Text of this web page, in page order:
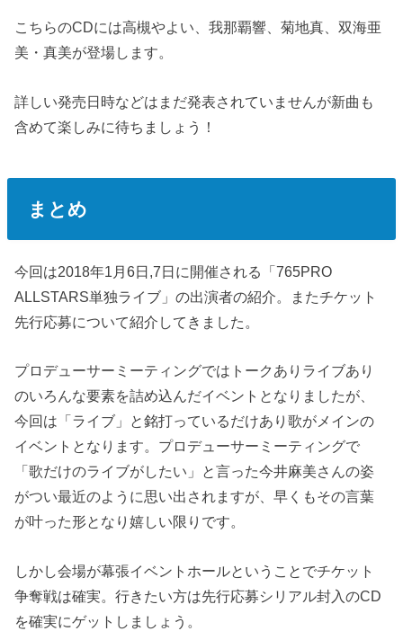
こちらのCDには高槻やよい、我那覇響、菊地真、双海亜
美・真美が登場します。
詳しい発売日時などはまだ発表されていませんが新曲も
含めて楽しみに待ちましょう！
まとめ
今回は2018年1月6日,7日に開催される「765PRO
ALLSTARS単独ライブ」の出演者の紹介。またチケット
先行応募について紹介してきました。
プロデューサーミーティングではトークありライブあり
のいろんな要素を詰め込んだイベントとなりましたが、
今回は「ライブ」と銘打っているだけあり歌がメインの
イベントとなります。プロデューサーミーティングで
「歌だけのライブがしたい」と言った今井麻美さんの姿
がつい最近のように思い出されますが、早くもその言葉
が叶った形となり嬉しい限りです。
しかし会場が幕張イベントホールということでチケット
争奪戦は確実。行きたい方は先行応募シリアル封入のCD
を確実にゲットしましょう。